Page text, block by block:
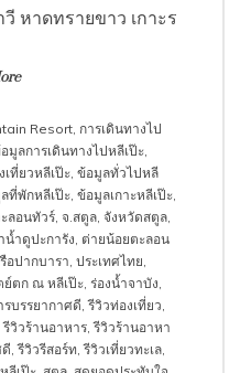
วี หาดทรายขาว เกาะร
Resort, การเดินทางไป
มูลการเดินทางไปหลีเป๊ะ,
ที่ยวหลีเป๊ะ, ข้อมูลทั่วไปหลี
ที่พักหลีเป๊ะ, ข้อมูลเกาะหลีเป๊ะ,
ลอนทัวร์, จ.สตูล, จังหวัดสตูล,
น้ำดูปะการัง, ต่ายน้อยตะลอน
อปากบารา, ประเทศไทย,
ย์ตก ณ หลีเป๊ะ, ร่องน้ำจาบัง,
รบรรยากาศดี,รีวิวท่องเที่ยว,
รีวิวร้านอาหาร,รีวิวร้านอาหา
ดี,รีวิวรีสอร์ท,รีวิวเที่ยวทะเล,